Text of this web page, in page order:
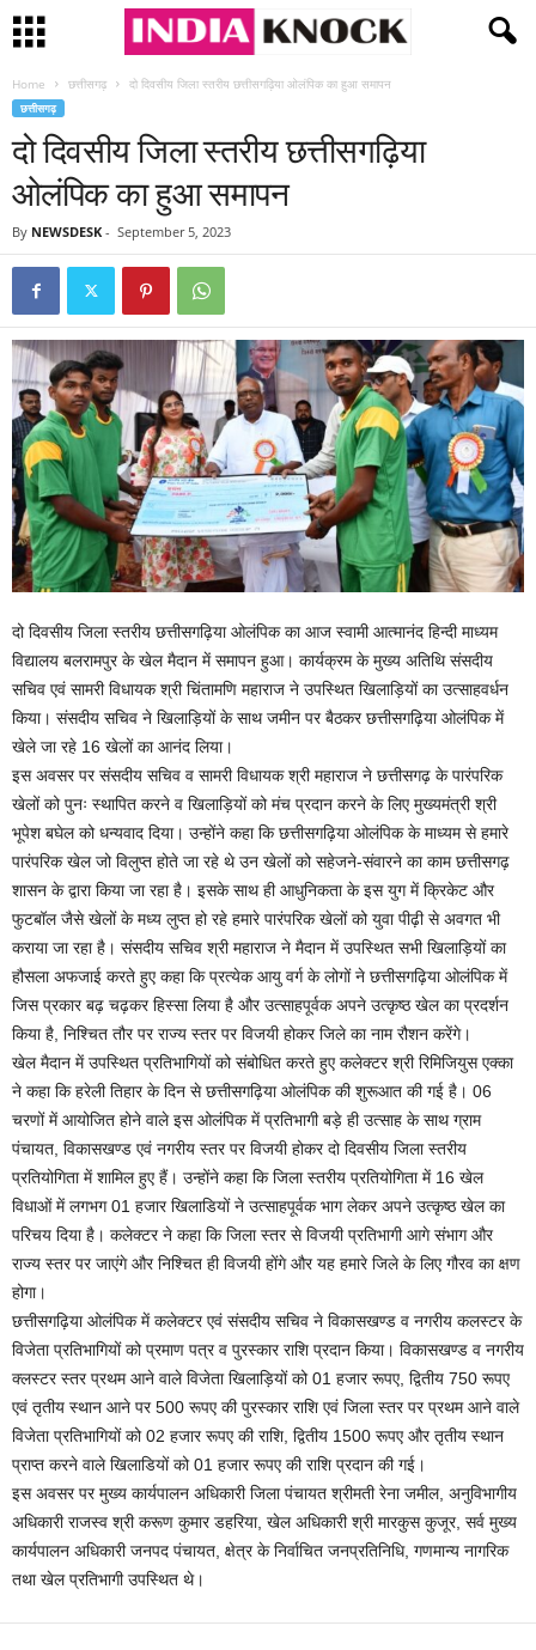
Home छत्तीसगढ़ दो दिवसीय जिला स्तरीय छत्तीसगढ़िया ओलंपिक का हुआ समापन
छत्तीसगढ़
दो दिवसीय जिला स्तरीय छत्तीसगढ़िया
ओलंपिक का हुआ समापन
By NEWSDESK - September 5, 2023
दो दिवसीय जिला स्तरीय छत्तीसगढ़िया ओलंपिक का आज स्वामी आत्मानंद हिन्दी माध्यम
विद्यालय बलरामपुर के खेल मैदान में समापन हुआ। कार्यक्रम के मुख्य अतिथि संसदीय
सचिव एवं सामरी विधायक श्री चिंतामणि महाराज ने उपस्थित खिलाड़ियों का उत्साहवर्धन
किया। संसदीय सचिव ने खिलाड़ियों के साथ जमीन पर बैठकर छत्तीसगढ़िया ओलंपिक में
खेले जा रहे 16 खेलों का आनंद लिया।
इस अवसर पर संसदीय सचिव व सामरी विधायक श्री महाराज ने छत्तीसगढ़ के पारंपरिक
खेलों को पुनः स्थापित करने व खिलाड़ियों को मंच प्रदान करने के लिए मुख्यमंत्री श्री
भूपेश बघेल को धन्यवाद दिया। उन्होंने कहा कि छत्तीसगढ़िया ओलंपिक के माध्यम से हमारे
पारंपरिक खेल जो विलुप्त होते जा रहे थे उन खेलों को सहेजने-संवारने का काम छत्तीसगढ़
शासन के द्वारा किया जा रहा है। इसके साथ ही आधुनिकता के इस युग में क्रिकेट और
फुटबॉल जैसे खेलों के मध्य लुप्त हो रहे हमारे पारंपरिक खेलों को युवा पीढ़ी से अवगत भी
कराया जा रहा है। संसदीय सचिव श्री महाराज ने मैदान में उपस्थित सभी खिलाड़ियों का
हौसला अफजाई करते हुए कहा कि प्रत्येक आयु वर्ग के लोगों ने छत्तीसगढ़िया ओलंपिक में
जिस प्रकार बढ़ चढ़कर हिस्सा लिया है और उत्साहपूर्वक अपने उत्कृष्ठ खेल का प्रदर्शन
किया है, निश्चित तौर पर राज्य स्तर पर विजयी होकर जिले का नाम रौशन करेंगे।
खेल मैदान में उपस्थित प्रतिभागियों को संबोधित करते हुए कलेक्टर श्री रिमिजियुस एक्का
ने कहा कि हरेली तिहार के दिन से छत्तीसगढ़िया ओलंपिक की शुरूआत की गई है। 06
चरणों में आयोजित होने वाले इस ओलंपिक में प्रतिभागी बड़े ही उत्साह के साथ ग्राम
पंचायत, विकासखण्ड एवं नगरीय स्तर पर विजयी होकर दो दिवसीय जिला स्तरीय
प्रतियोगिता में शामिल हुए हैं। उन्होंने कहा कि जिला स्तरीय प्रतियोगिता में 16 खेल
विधाओं में लगभग 01 हजार खिलाडियों ने उत्साहपूर्वक भाग लेकर अपने उत्कृष्ठ खेल का
परिचय दिया है। कलेक्टर ने कहा कि जिला स्तर से विजयी प्रतिभागी आगे संभाग और
राज्य स्तर पर जाएंगे और निश्चित ही विजयी होंगे और यह हमारे जिले के लिए गौरव का क्षण
होगा।
छत्तीसगढ़िया ओलंपिक में कलेक्टर एवं संसदीय सचिव ने विकासखण्ड व नगरीय कलस्टर के
विजेता प्रतिभागियों को प्रमाण पत्र व पुरस्कार राशि प्रदान किया। विकासखण्ड व नगरीय
क्लस्टर स्तर प्रथम आने वाले विजेता खिलाड़ियों को 01 हजार रूपए, द्वितीय 750 रूपए
एवं तृतीय स्थान आने पर 500 रूपए की पुरस्कार राशि एवं जिला स्तर पर प्रथम आने वाले
विजेता प्रतिभागियों को 02 हजार रूपए की राशि, द्वितीय 1500 रूपए और तृतीय स्थान
प्राप्त करने वाले खिलाडियों को 01 हजार रूपए की राशि प्रदान की गई।
इस अवसर पर मुख्य कार्यपालन अधिकारी जिला पंचायत श्रीमती रेना जमील, अनुविभागीय
अधिकारी राजस्व श्री करूण कुमार डहरिया, खेल अधिकारी श्री मारकुस कुजूर, सर्व मुख्य
कार्यपालन अधिकारी जनपद पंचायत, क्षेत्र के निर्वाचित जनप्रतिनिधि, गणमान्य नागरिक
तथा खेल प्रतिभागी उपस्थित थे।